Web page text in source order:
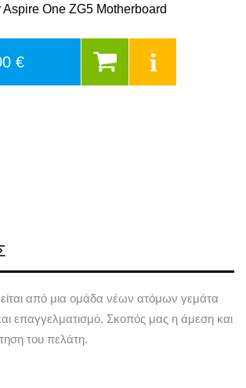
Aspire One ZG5 Motherboard
€
από μια ομάδα νέων ατόμων γεμάτα
επαγγελματισμό. Σκοπός μας η άμεση και
του πελάτη.